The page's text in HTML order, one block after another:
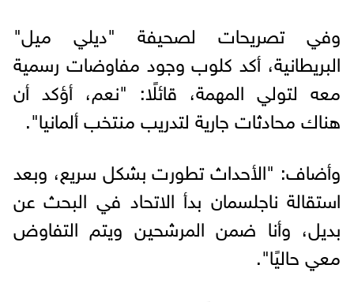
وفي تصريحات لصحيفة "ديلي ميل"
البريطانية، أكد كلوب وجود مفاوضات رسمية
معه لتولي المهمة، قائلًا: "نعم، أؤكد أن
هناك محادثات جارية لتدريب منتخب ألمانيا".
وأضاف: "الأحداث تطورت بشكل سريع، وبعد
استقالة ناجلسمان بدأ الاتحاد في البحث عن
بديل، وأنا ضمن المرشحين ويتم التفاوض
معي حاليًا".